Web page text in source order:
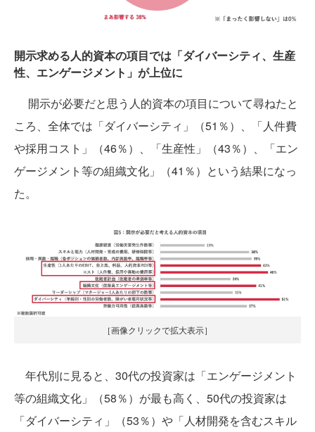
開示求める人的資本の項目では「ダイバーシティ、生産
性、エンゲージメント」が上位に
開示が必要だと思う人的資本の項目について尋ねたと
ころ、全体では「ダイバーシティ」（51％）、「人件費
や採用コスト」（46％）、「生産性」（43％）、「エン
ゲージメント等の組織文化」（41％）という結果になっ
た。
［画像クリックで拡大表示］
年代別に見ると、30代の投資家は「エンゲージメント
等の組織文化」（58％）が最も高く、50代の投資家は
「ダイバーシティ」（53％）や「人材開発を含むスキル